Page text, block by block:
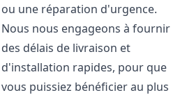
ou une réparation d'urgence.
Nous nous engageons à fournir
des délais de livraison et
d'installation rapides, pour que
vous puissiez bénéficier au plus